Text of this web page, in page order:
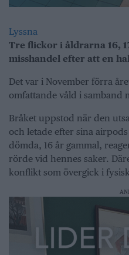
Lyssna
Tre flickor i åldrarna 16,
misshandel efter att en
Det var i November förra
omfattande våld i samband
Bråket uppstod när den
och letade efter sina
dömda, 16 år gammal,
rörde vid hennes saker.
konflikt som övergick i